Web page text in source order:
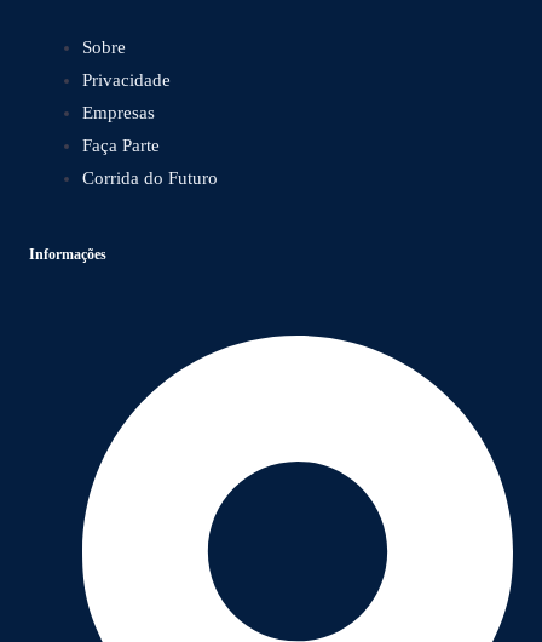
Sobre
Privacidade
Empresas
Faça Parte
Corrida do Futuro
Informações